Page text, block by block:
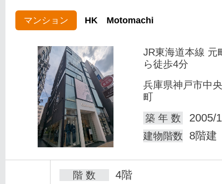
マンション HK Motomachi
JR東海道本線 元
ら徒歩4分
兵庫県神戸市中
町
築 年 数
2005/
建物階数 8階建
階 数 4階